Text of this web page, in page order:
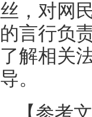
丝，对网
的言行负
了解相关
导。